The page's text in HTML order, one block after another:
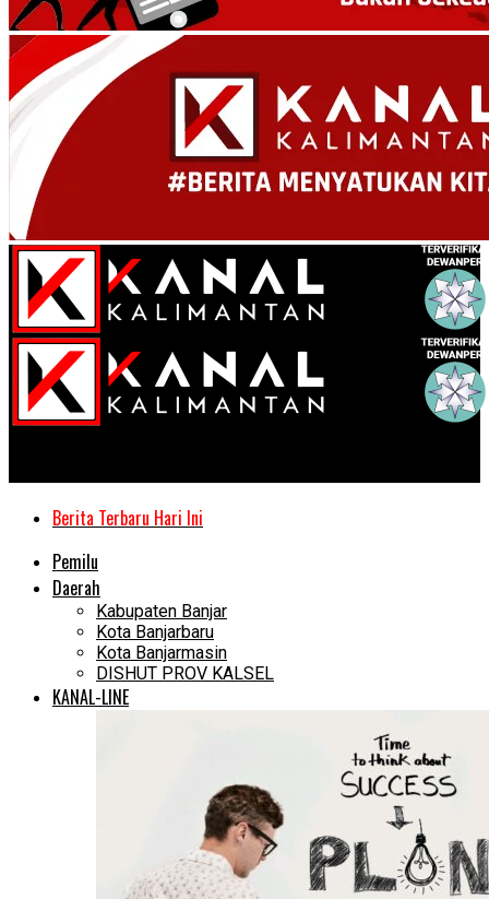
Berita Terbaru Hari Ini
Pemilu
Daerah
Kabupaten Banjar
Kota Banjarbaru
Kota Banjarmasin
DISHUT PROV KALSEL
KANAL-LINE